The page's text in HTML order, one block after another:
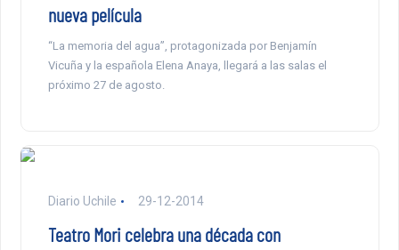
nueva película
“La memoria del agua”, protagonizada por Benjamín
Vicuña y la española Elena Anaya, llegará a las salas el
próximo 27 de agosto.
Diario Uchile 29-12-2014
Teatro Mori celebra una década con